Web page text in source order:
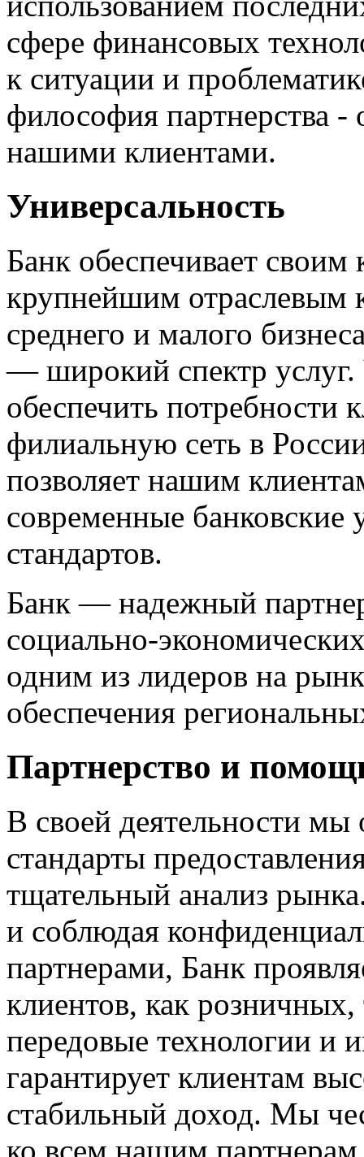
сфере финансовых
к ситуации и
философия партнерства -
нашими клиентами.
Универсальность
Банк обеспечивает
крупнейшим отраслевым
среднего и малого
— широкий спектр
обеспечить потребности
филиальную сеть в
позволяет нашим
современные
стандартов.
Банк — надежный
социально-
одним из лидеров на
обеспечения
Партнерство и
В своей деятельности
стандарты
тщательный анализ
и соблюдая
партнерами, Банк
клиентов, как
передовые технологии и
гарантирует клиентам
стабильный доход. Мы
ко всем нашим